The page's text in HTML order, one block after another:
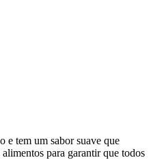
e tem um sabor suave que
para garantir que todos